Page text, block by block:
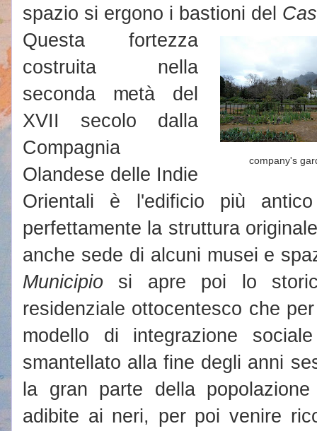
spazio si ergono i bastioni del
company's
Questa fortezza
costruita nella
seconda metà del
XVII secolo dalla
Compagnia
Olandese delle Indie
Orientali è l'edificio più
perfettamente la struttura
anche sede di alcuni musei e
Municipio si apre poi lo
residenziale ottocentesco che
modello di integrazione
smantellato alla fine degli anni
la gran parte della
adibite ai neri, per poi venire